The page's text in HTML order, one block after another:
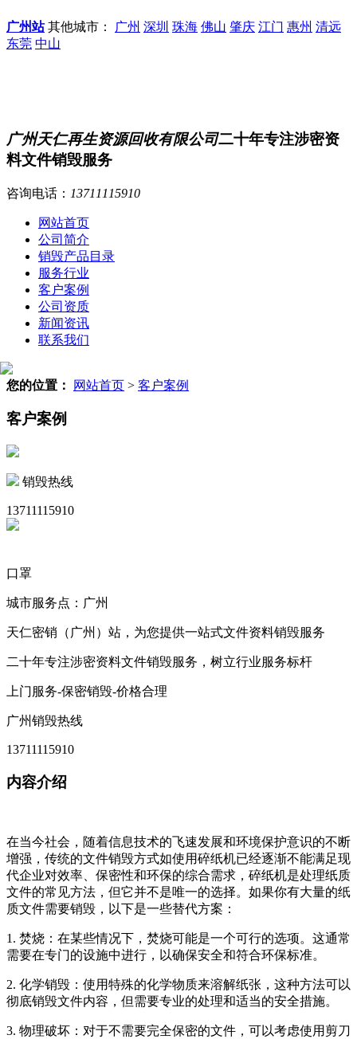
广州站其他城市： 广州 深圳 珠海 佛山 肇庆 江门 惠州 清远
东莞 中山
广州天仁再生资源回收有限公司二十年专注涉密资
料文件销毁服务
咨询电话： 13711115910
网站首页
公司简介
销毁产品目录
服务行业
客户案例
公司资质
新闻资讯
联系我们
您的位置： 网站首页 > 客户案例
客户案例
销毁热线
13711115910
口罩
城市服务点：广州
天仁密销（广州）站，为您提供一站式文件资料销毁服务
二十年专注涉密资料文件销毁服务，树立行业服务标杆
上门服务-保密销毁-价格合理
广州销毁热线
13711115910
内容介绍
在当今社会，随着信息技术的飞速发展和环境保护意识的不断
增强，传统的文件销毁方式如使用碎纸机已经逐渐不能满足现
代企业对效率、保密性和环保的综合需求，碎纸机是处理纸质
文件的常见方法，但它并不是唯一的选择。如果你有大量的纸
质文件需要销毁，以下是一些替代方案：
1. 焚烧：在某些情况下，焚烧可能是一个可行的选项。这通常
需要在专门的设施中进行，以确保安全和符合环保标准。
2. 化学销毁：使用特殊的化学物质来溶解纸张，这种方法可以
彻底销毁文件内容，但需要专业的处理和适当的安全措施。
3. 物理破坏：对于不需要完全保密的文件，可以考虑使用剪刀